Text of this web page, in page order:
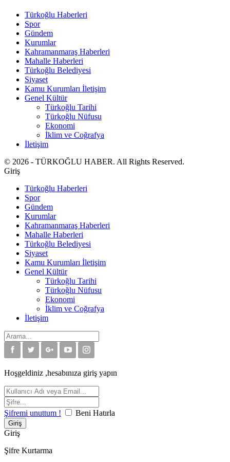
Türkoğlu Haberleri
Spor
Gündem
Kurumlar
Kahramanmaraş Haberleri
Mahalle Haberleri
Türkoğlu Belediyesi
Siyaset
Kamu Kurumları İletişim
Genel Kültür
Türkoğlu Tarihi
Türkoğlu Nüfusu
Ekonomi
İklim ve Coğrafya
İletişim
© 2026 - TÜRKOĞLU HABER. All Rights Reserved.
Giriş
Türkoğlu Haberleri
Spor
Gündem
Kurumlar
Kahramanmaraş Haberleri
Mahalle Haberleri
Türkoğlu Belediyesi
Siyaset
Kamu Kurumları İletişim
Genel Kültür
Türkoğlu Tarihi
Türkoğlu Nüfusu
Ekonomi
İklim ve Coğrafya
İletişim
Hoşgeldiniz ,hesabınıza giriş yapın
Şifremi unuttum ! Beni Hatırla
Giriş
Şifre Kurtarma